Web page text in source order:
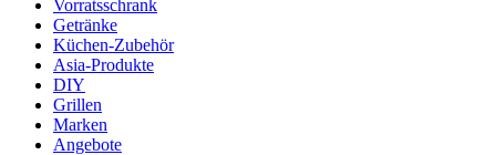
Vorratsschrank
Getränke
Küchen-Zubehör
Asia-Produkte
DIY
Grillen
Marken
Angebote